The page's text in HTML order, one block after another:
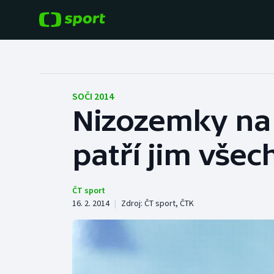
Fotbal
Hokej
Tenis
Cyklistika
Baseball a softbal
Basketbal
Boby a skeleton
SOČI 2014
Nizozemky
patří jim
ČT sport
16. 2. 2014 | Zdroj: ČT sport, ČTK